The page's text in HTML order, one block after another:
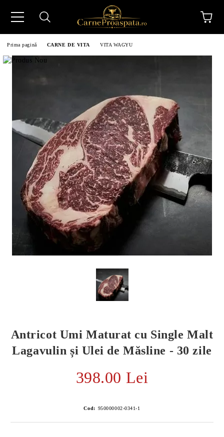
Prima pagină CARNE DE VITA VITA WAGYU
Antricot Umi Maturat cu Single Malt
Lagavulin și Ulei de Măsline - 30 zile
398.00 Lei
Cod: 950000002-0341-1